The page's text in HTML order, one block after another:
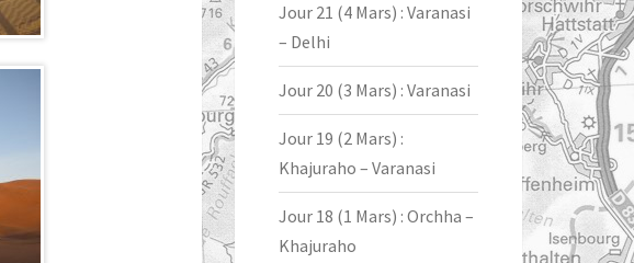
Jour 21 (4 Mars) : Varanasi
– Delhi
Jour 20 (3 Mars) : Varanasi
Jour 19 (2 Mars) :
Khajuraho – Varanasi
Jour 18 (1 Mars) : Orchha –
Khajuraho